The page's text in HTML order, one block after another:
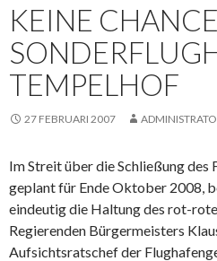
KEINE
TEMPELHOF
27 FEBRUARI 2007
Im Streit über die Schließung des
geplant für Ende Oktober 2008,
eindeutig die Haltung des rot-
Regierenden Bürgermeisters
Aufsichtsratschef der